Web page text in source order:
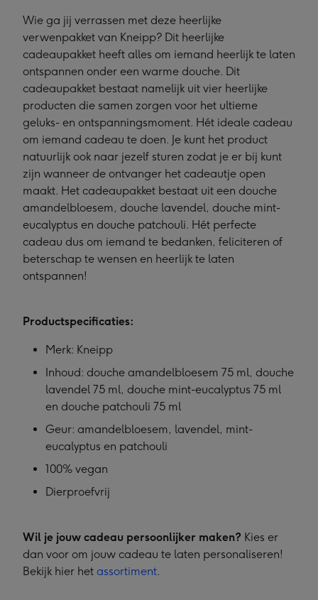
Wie ga jij verrassen met deze heerlijke
verwenpakket van Kneipp? Dit heerlijke
cadeaupakket heeft alles om iemand heerlijk te laten
ontspannen onder een warme douche. Dit
cadeaupakket bestaat namelijk uit vier heerlijke
producten die samen zorgen voor het ultieme
geluks- en ontspanningsmoment. Hét ideale cadeau
om iemand cadeau te doen. Je kunt het product
natuurlijk ook naar jezelf sturen zodat je er bij kunt
zijn wanneer de ontvanger het cadeautje open
maakt. Het cadeaupakket bestaat uit een douche
amandelbloesem, douche lavendel, douche mint-
eucalyptus en douche patchouli. Hét perfecte
cadeau dus om iemand te bedanken, feliciteren of
beterschap te wensen en heerlijk te laten
ontspannen!
Productspecificaties:
Merk: Kneipp
Inhoud: douche amandelbloesem 75 ml, douche
lavendel 75 ml, douche mint-eucalyptus 75 ml
en douche patchouli 75 ml
Geur: amandelbloesem, lavendel, mint-
eucalyptus en patchouli
100% vegan
Dierproefvrij
Wil je jouw cadeau persoonlijker maken? Kies er
dan voor om jouw cadeau te laten personaliseren!
Bekijk hier het assortiment.